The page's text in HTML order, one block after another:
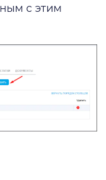
с этим